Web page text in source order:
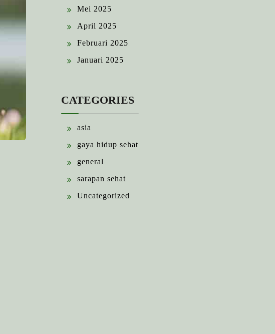
Mei 2025
April 2025
Februari 2025
Januari 2025
CATEGORIES
asia
gaya hidup sehat
general
sarapan sehat
Uncategorized